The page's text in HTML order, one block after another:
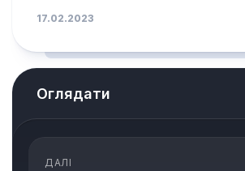
17.02.2023
Оглядати
ДАЛІ